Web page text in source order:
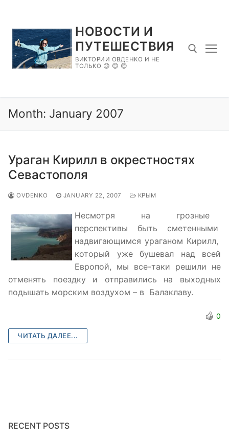
content
НОВОСТИ И
ПУТЕШЕСТВИЯ
ВИКТОРИИ ОВДЕНКО И НЕ
ТОЛЬКО 😊 😊 😊
Month: January 2007
Ураган Кирилл в окрестностях
Севастополя
OVDENKO JANUARY 22, 2007 КРЫМ
Несмотря на грозные
перспективы быть сметенными
надвигающимся ураганом Кирилл,
который уже бушевал над всей
Европой, мы все-таки решили не
отменять поездку и отправились на выходных
подышать морским воздухом – в Балаклаву.
0
ЧИТАТЬ ДАЛЕЕ...
RECENT POSTS